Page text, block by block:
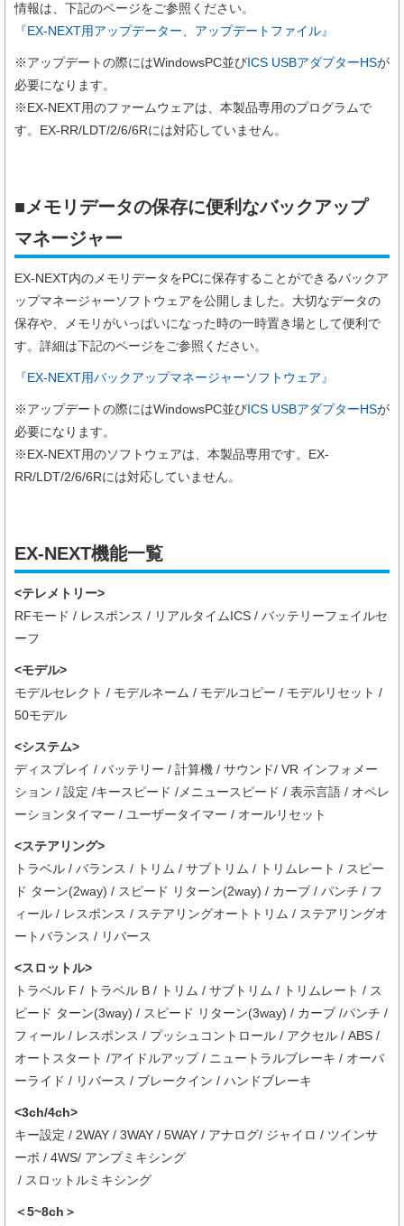
情報は、下記のページをご参照ください。
『EX-NEXT用アップデーター、アップデートファイル』
※アップデートの際にはWindowsPC並びICS USBアダプターHSが
必要になります。
※EX-NEXT用のファームウェアは、本製品専用のプログラムで
す。EX-RR/LDT/2/6/6Rには対応していません。
■メモリデータの保存に便利なバックアップ
マネージャー
EX-NEXT内のメモリデータをPCに保存することができるバックア
ップマネージャーソフトウェアを公開しました。大切なデータの
保存や、メモリがいっぱいになった時の一時置き場として便利で
す。詳細は下記のページをご参照ください。
『EX-NEXT用バックアップマネージャーソフトウェア』
※アップデートの際にはWindowsPC並びICS USBアダプターHSが
必要になります。
※EX-NEXT用のソフトウェアは、本製品専用です。EX-
RR/LDT/2/6/6Rには対応していません。
EX-NEXT機能一覧
<テレメトリー>
RFモード / レスポンス / リアルタイムICS / バッテリーフェイルセ
ーフ
<モデル>
モデルセレクト / モデルネーム / モデルコピー / モデルリセット /
50モデル
<システム>
ディスプレイ / バッテリー / 計算機 / サウンド/ VR インフォメー
ション / 設定 /キースピード /メニュースピード / 表示言語 / オペレ
ーションタイマー / ユーザータイマー / オールリセット
<ステアリング>
トラベル / バランス / トリム / サブトリム / トリムレート / スピー
ド ターン(2way) / スピード リターン(2way) / カーブ / パンチ / フ
ィール / レスポンス / ステアリングオートトリム / ステアリングオ
ートバランス / リバース
<スロットル>
トラベル F / トラベル B / トリム / サブトリム / トリムレート / ス
ピード ターン(3way) / スピード リターン(3way) / カーブ /パンチ /
フィール / レスポンス / プッシュコントロール / アクセル / ABS /
オートスタート /アイドルアップ / ニュートラルブレーキ / オーバ
ーライド / リバース / ブレークイン / ハンドブレーキ
<3ch/4ch>
キー設定 / 2WAY / 3WAY / 5WAY / アナログ/ ジャイロ / ツインサ
ーボ / 4WS/ アンプミキシング
/ スロットルミキシング
＜5~8ch＞